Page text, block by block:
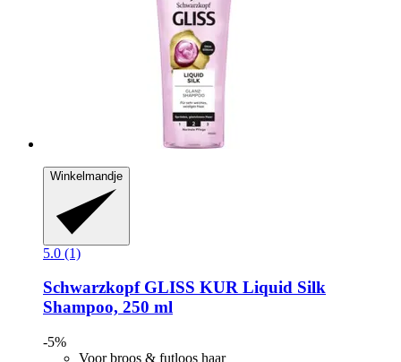
Winkelmandje
5.0 (1)
SchwarzkopfGLISS KUR Liquid Silk
Shampoo, 250 ml
-5%
Voor broos & futloos haar